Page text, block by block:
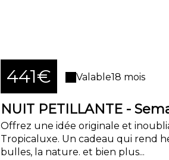
441€ Valable18 mois
NUIT PETILLANTE -
Offrez une idée originale et
Tropicaluxe. Un cadeau qui rend
bulles, la nature. et bien plus...